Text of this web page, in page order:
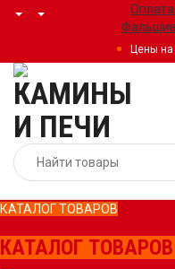
Оплата
Цены
КАТАЛОГ ТОВАРОВ
КАТАЛОГ ТОВАРОВ